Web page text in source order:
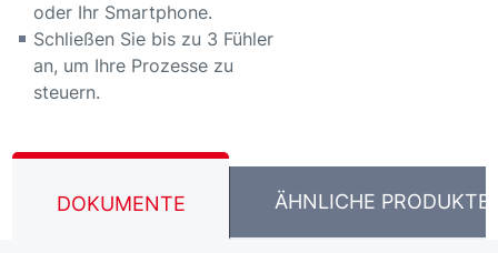
oder Ihr Smartphone.
Schließen Sie bis zu 3 Fühler
an, um Ihre Prozesse zu
steuern.
DOKUMENTE ÄHNLICHE PRODUKTE